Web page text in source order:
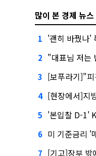
많이 본 경제 뉴스
1 '괜히 바꿨나' 폭락
2 "대표님 저는 반
3 [보푸라기]"피검사 다
4 [현장에서]지방 이전
5 '본입찰 D-1'
6 미 기준금리 '매
7 [기고]장부 밖에